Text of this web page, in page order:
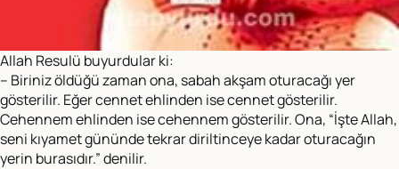
Allah Resulü buyurdular ki:
– Biriniz öldüğü zaman ona, sabah akşam oturacağı yer
gösterilir. Eğer cennet ehlinden ise cennet gösterilir.
Cehennem ehlinden ise cehennem gösterilir. Ona, “İşte Allah,
seni kıyamet gününde tekrar diriltinceye kadar oturacağın
yerin burasıdır.” denilir.